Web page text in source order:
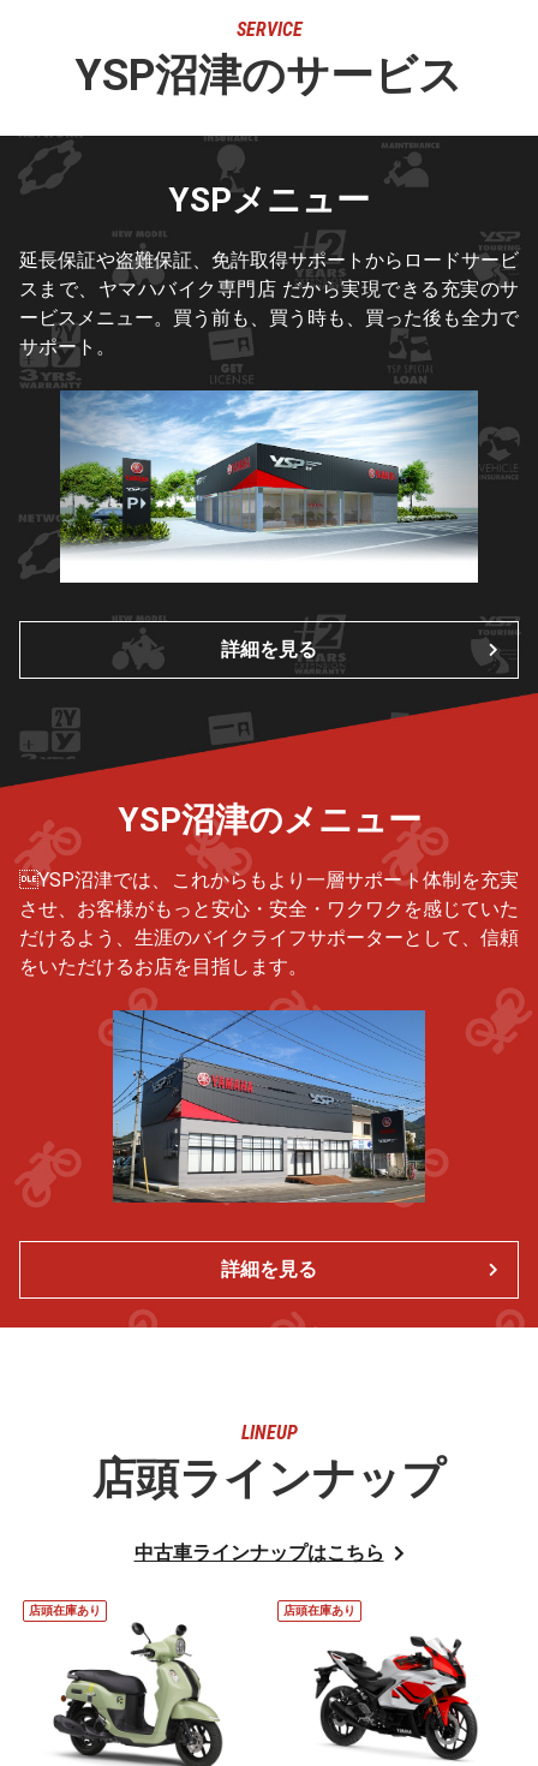
SERVICE
YSP沼津のサービス
YSPメニュー
延長保証や盗難保証、免許取得サポートからロードサービ
スまで、ヤマハバイク専門店 だから実現できる充実のサ
ービスメニュー。買う前も、買う時も、買った後も全力で
サポート。
詳細を見る
YSP沼津のメニュー
YSP沼津では、これからもより一層サポート体制を充実
させ、お客様がもっと安心・安全・ワクワクを感じていた
だけるよう、生涯のバイクライフサポーターとして、信頼
をいただけるお店を目指します。
詳細を見る
LINEUP
店頭ラインナップ
中古車ラインナップはこちら
店頭在庫あり 店頭在庫あり